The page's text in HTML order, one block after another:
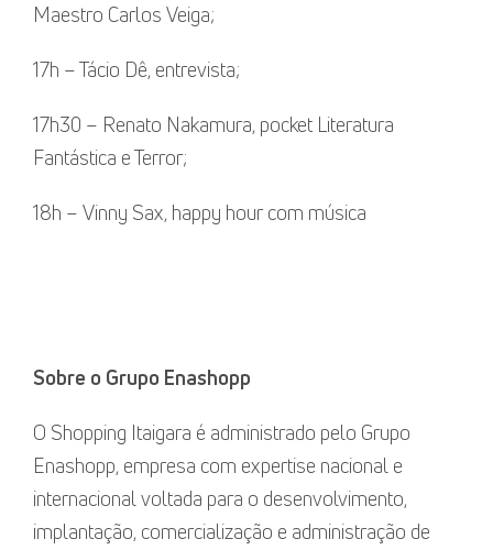
Maestro Carlos Veiga;
17h – Tácio Dê, entrevista;
17h30 – Renato Nakamura, pocket Literatura
Fantástica e Terror;
18h – Vinny Sax, happy hour com música
Sobre o Grupo Enashopp
O Shopping Itaigara é administrado pelo Grupo
Enashopp, empresa com expertise nacional e
internacional voltada para o desenvolvimento,
implantação, comercialização e administração de